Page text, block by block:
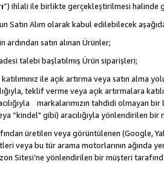
”) ihlali ile birlikte gerçekleştirilmesi halinde
Satın Alım olarak kabul edilebilecek
ardından satın alınan Ürünler;
talebi başlatılmış Ürün siparişleri;
ile açık artırma veya satın alma
teklif verme veya açık artırmalara
markalarımızın tahdidi olmayan
“kindel" gibi) aracılığıyla yönlendirilen
üretilen veya görüntülenen (Google,
veya bu tür arama motorlarının ağında
Sitesi’ne yönlendirilen bir müşteri